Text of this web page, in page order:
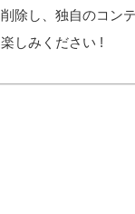
削除し、独自のコン
楽しみください !